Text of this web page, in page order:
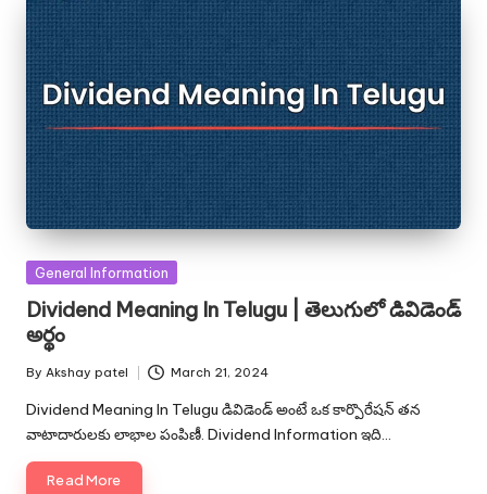
Posted
General Information
Dividend Meaning In Telugu | తెలుగులో డివిడెండ్
అర్థం
Posted
by
By Akshay patel March 21, 2024
Dividend Meaning In Telugu డివిడెండ్ అంటే ఒక కార్పొరేషన్ తన
వాటాదారులకు లాభాల పంపిణీ. Dividend Information ఇది…
Read More